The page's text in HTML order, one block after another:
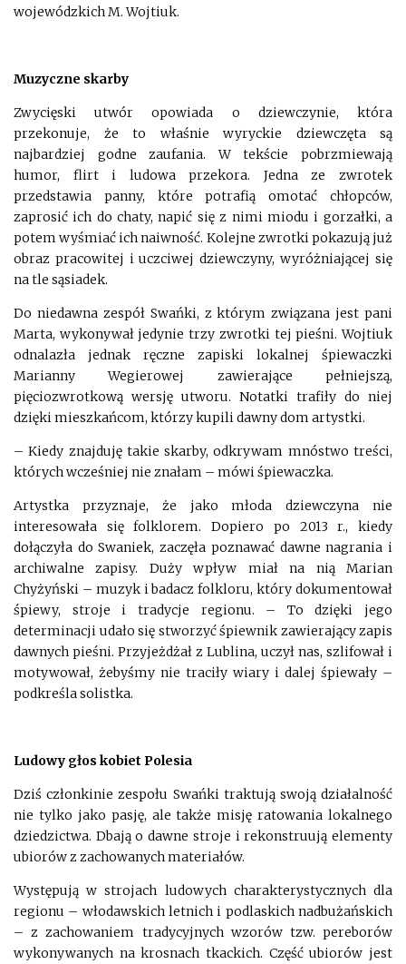
wojewódzkich M. Wojtiuk.
Muzyczne skarby
Zwycięski utwór opowiada o dziewczynie, która
przekonuje, że to właśnie wyryckie dziewczęta są
najbardziej godne zaufania. W tekście pobrzmiewają
humor, flirt i ludowa przekora. Jedna ze zwrotek
przedstawia panny, które potrafią omotać chłopców,
zaprosić ich do chaty, napić się z nimi miodu i gorzałki, a
potem wyśmiać ich naiwność. Kolejne zwrotki pokazują już
obraz pracowitej i uczciwej dziewczyny, wyróżniającej się
na tle sąsiadek.
Do niedawna zespół Swańki, z którym związana jest pani
Marta, wykonywał jedynie trzy zwrotki tej pieśni. Wojtiuk
odnalazła jednak ręczne zapiski lokalnej śpiewaczki
Marianny Wegierowej zawierające pełniejszą,
pięciozwrotkową wersję utworu. Notatki trafiły do niej
dzięki mieszkańcom, którzy kupili dawny dom artystki.
– Kiedy znajduję takie skarby, odkrywam mnóstwo treści,
których wcześniej nie znałam – mówi śpiewaczka.
Artystka przyznaje, że jako młoda dziewczyna nie
interesowała się folklorem. Dopiero po 2013 r., kiedy
dołączyła do Swaniek, zaczęła poznawać dawne nagrania i
archiwalne zapisy. Duży wpływ miał na nią Marian
Chyżyński – muzyk i badacz folkloru, który dokumentował
śpiewy, stroje i tradycje regionu. – To dzięki jego
determinacji udało się stworzyć śpiewnik zawierający zapis
dawnych pieśni. Przyjeżdżał z Lublina, uczył nas, szlifował i
motywował, żebyśmy nie traciły wiary i dalej śpiewały –
podkreśla solistka.
Ludowy głos kobiet Polesia
Dziś członkinie zespołu Swańki traktują swoją działalność
nie tylko jako pasję, ale także misję ratowania lokalnego
dziedzictwa. Dbają o dawne stroje i rekonstruują elementy
ubiorów z zachowanych materiałów.
Występują w strojach ludowych charakterystycznych dla
regionu – włodawskich letnich i podlaskich nadbużańskich
– z zachowaniem tradycyjnych wzorów tzw. pereborów
wykonywanych na krosnach tkackich. Część ubiorów jest